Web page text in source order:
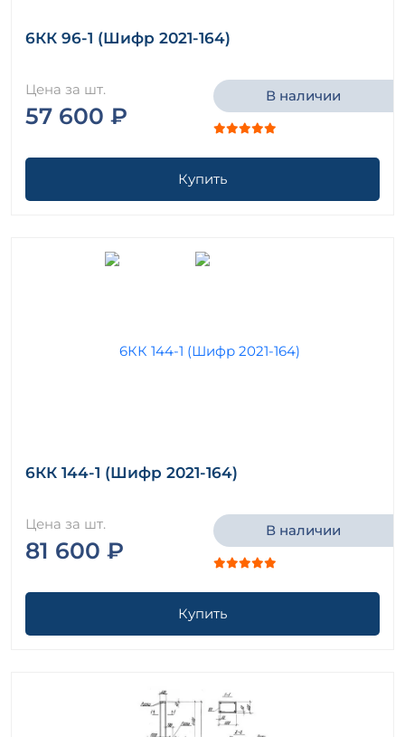
6КК 96-1 (Шифр 2021-164)
Цена за шт.
57 600 ₽
В наличии
Купить
6КК 144-1 (Шифр 2021-164)
Цена за шт.
81 600 ₽
В наличии
Купить